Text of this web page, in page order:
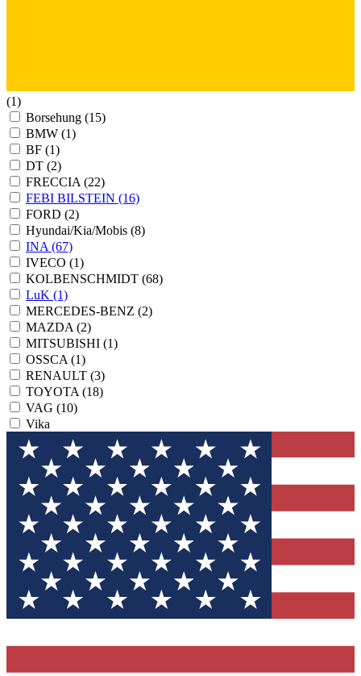
(1)
Borsehung (15)
BMW (1)
BF (1)
DT (2)
FRECCIA (22)
FEBI BILSTEIN (16)
FORD (2)
Hyundai/Kia/Mobis (8)
INA (67)
IVECO (1)
KOLBENSCHMIDT (68)
LuK (1)
MERCEDES-BENZ (2)
MAZDA (2)
MITSUBISHI (1)
OSSCA (1)
RENAULT (3)
TOYOTA (18)
VAG (10)
Vika